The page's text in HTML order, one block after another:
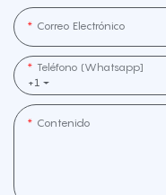
Correo Electrónico
+1
Teléfono (whatsapp]
Contenido